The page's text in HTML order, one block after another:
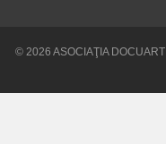
© 2026 ASOCIAŢIA DOCUART